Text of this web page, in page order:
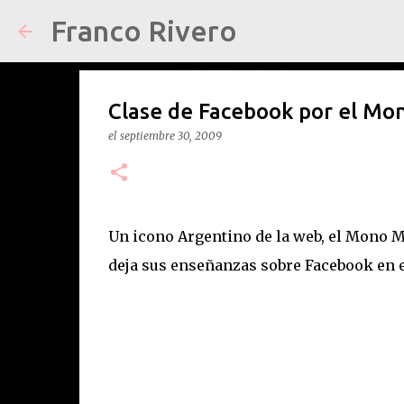
Franco Rivero
Clase de Facebook por el
el septiembre 30, 2009
Un icono Argentino de la web, el Mono
deja sus enseñanzas sobre Facebook en